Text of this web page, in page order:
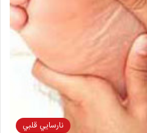
نارسايي قلبي